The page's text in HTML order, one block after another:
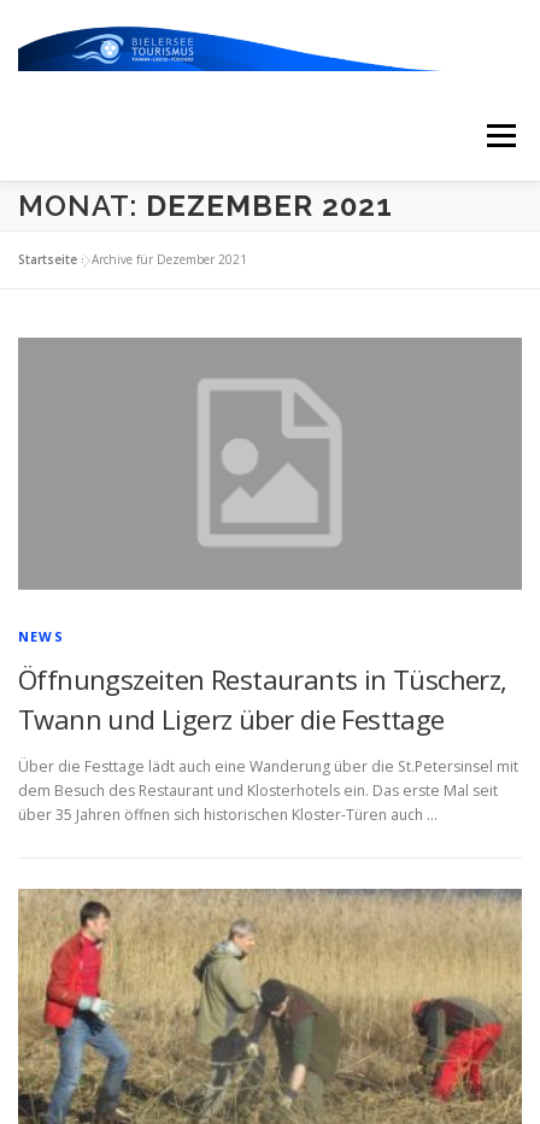
Menü
UNTERWEGS
MONAT: DEZEMBER 2021
Startseite »Archive für Dezember 2021
NEWS
Öffnungszeiten Restaurants in Tüscherz,
Twann und Ligerz über die Festtage
Über die Festtage lädt auch eine Wanderung über die St.Petersinsel mit
dem Besuch des Restaurant und Klosterhotels ein. Das erste Mal seit
über 35 Jahren öffnen sich historischen Kloster-Türen auch …